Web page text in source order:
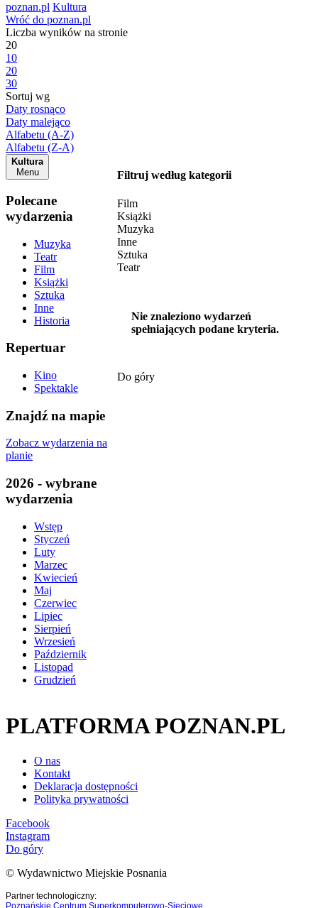
poznan.pl Kultura
Wróć do poznan.pl
Liczba wyników na stronie
20
10
20
30
Sortuj wg
Daty rosnąco
Daty malejąco
Alfabetu (A-Z)
Alfabetu (Z-A)
Kultura
Menu
Polecane
wydarzenia
Muzyka
Teatr
Film
Książki
Sztuka
Inne
Historia
Repertuar
Kino
Spektakle
Znajdź na mapie
Zobacz wydarzenia na
planie
2026 - wybrane
wydarzenia
Wstęp
Styczeń
Luty
Marzec
Kwiecień
Maj
Czerwiec
Lipiec
Sierpień
Wrzesień
Październik
Listopad
Grudzień
Filtruj według kategorii
Film
Książki
Muzyka
Inne
Sztuka
Teatr
Nie znaleziono wydarzeń
spełniających podane kryteria.
Do góry
PLATFORMA POZNAN.PL
O nas
Kontakt
Deklaracja dostępności
Polityka prywatności
Facebook
Instagram
Do góry
© Wydawnictwo Miejskie Posnania
Partner technologiczny:
Poznańskie Centrum Superkomputerowo-Sieciowe